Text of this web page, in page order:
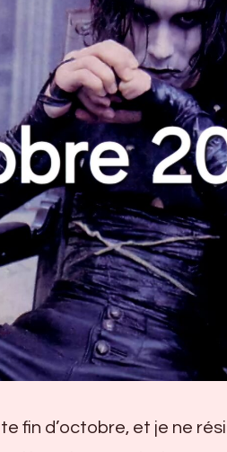
fin d’octobre, et je ne